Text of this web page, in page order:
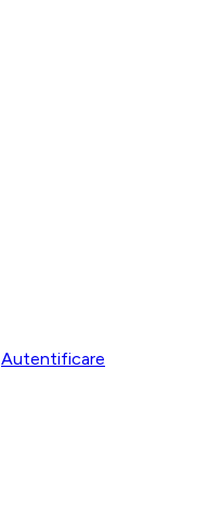
Autentificare